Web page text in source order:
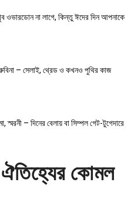
ওভারডোন না লাগে, কিন্তু ঈদের দিন আপনাকে
রুবিনা – সেলাই, থ্রেড ও কখনও পুথির কাজ
স্মরনী – দিনের বেলায় বা সিম্পল গেট-টুগেদারে
কোমল